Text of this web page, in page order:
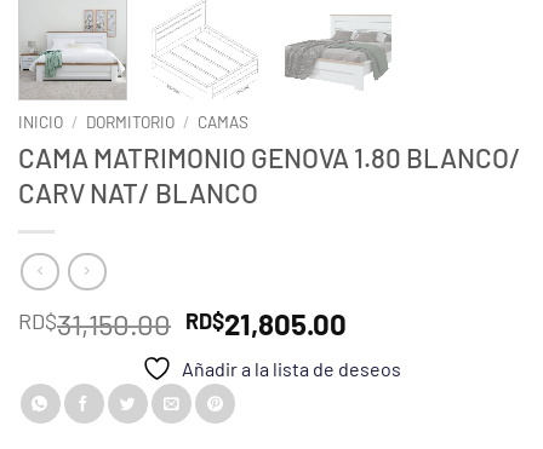
INICIO / DORMITORIO / CAMAS
CAMA MATRIMONIO GENOVA 1.80 BLANCO/
CARV NAT/ BLANCO
RD$31,150.00 El
original
era:
RD$21,805.00
actual
Añadir a la lista de deseos